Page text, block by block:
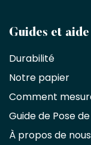
Devenez
partenaire
Décorateurs
d'intérieur,
designers
Guides et aide
Durabilité
Notre papier
Comment
Guide de Pose
À propos de nous